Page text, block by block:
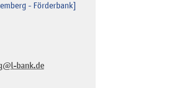
- Förderbank]
bank.de